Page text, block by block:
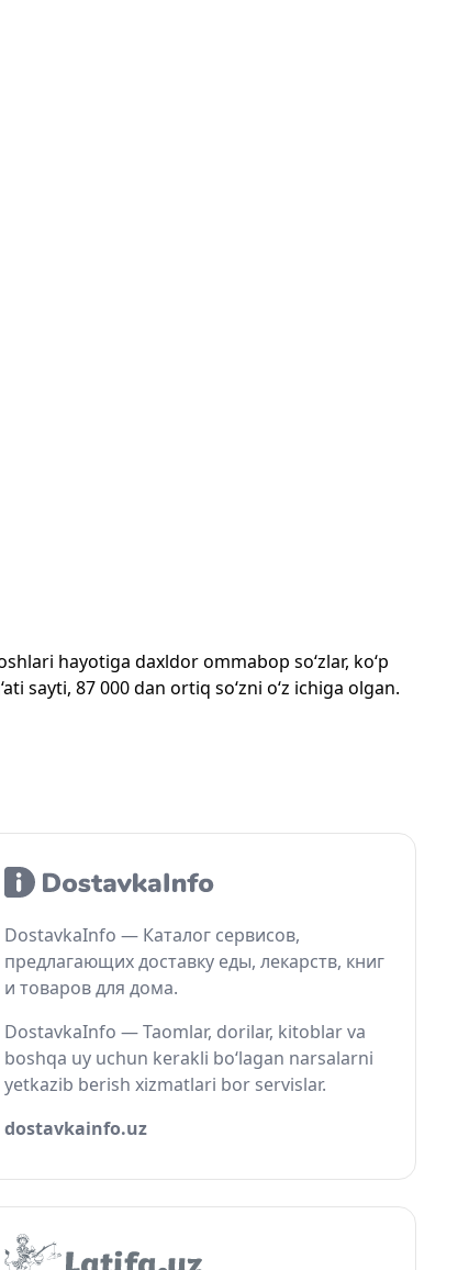
hayotiga daxldor ommabop so‘zlar, ko‘p
sayti, 87 000 dan ortiq so‘zni o‘z ichiga olgan.
DostavkaInfo — Каталог сервисов,
предлагающих доставку еды, лекарств, книг
и товаров для дома.
DostavkaInfo — Taomlar, dorilar, kitoblar va
boshqa uy uchun kerakli bo‘lagan narsalarni
yetkazib berish xizmatlari bor servislar.
dostavkainfo.uz